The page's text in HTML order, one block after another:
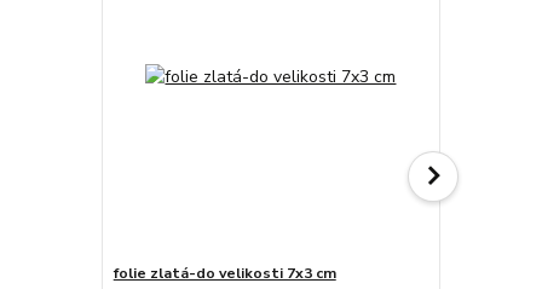
folie zlatá-do velikosti 7x3 cm